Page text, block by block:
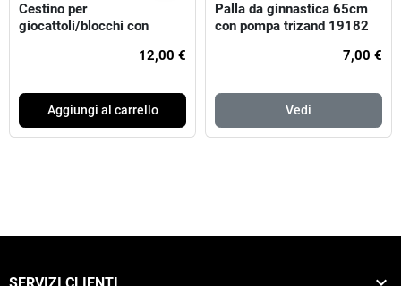
Cestino per
giocattoli/blocchi con
12,00 €
Aggiungi al carrello
Palla da ginnastica 65cm
con pompa trizand 19182
7,00 €
Vedi